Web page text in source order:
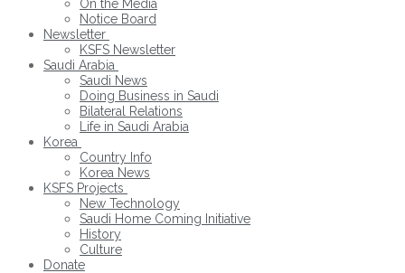
On the Media
Notice Board
Newsletter
KSFS Newsletter
Saudi Arabia
Saudi News
Doing Business in Saudi
Bilateral Relations
Life in Saudi Arabia
Korea
Country Info
Korea News
KSFS Projects
New Technology
Saudi Home Coming Initiative
History
Culture
Donate